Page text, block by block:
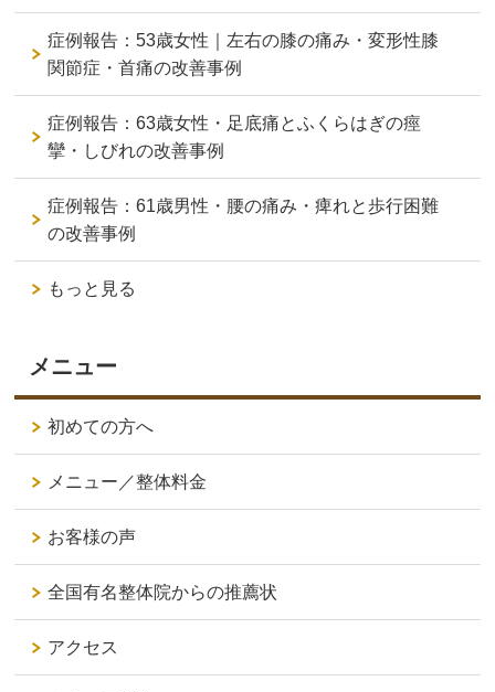
症例報告：53歳女性｜左右の膝の痛み・変形性膝
関節症・首痛の改善事例
症例報告：63歳女性・足底痛とふくらはぎの痙
攣・しびれの改善事例
症例報告：61歳男性・腰の痛み・痺れと歩行困難
の改善事例
もっと見る
メニュー
初めての方へ
メニュー／整体料金
お客様の声
全国有名整体院からの推薦状
アクセス